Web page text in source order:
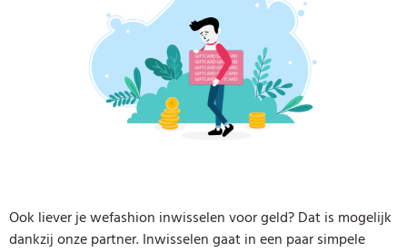
Ook liever je wefashion inwisselen voor geld? Dat is mogelijk
dankzij onze partner. Inwisselen gaat in een paar simpele